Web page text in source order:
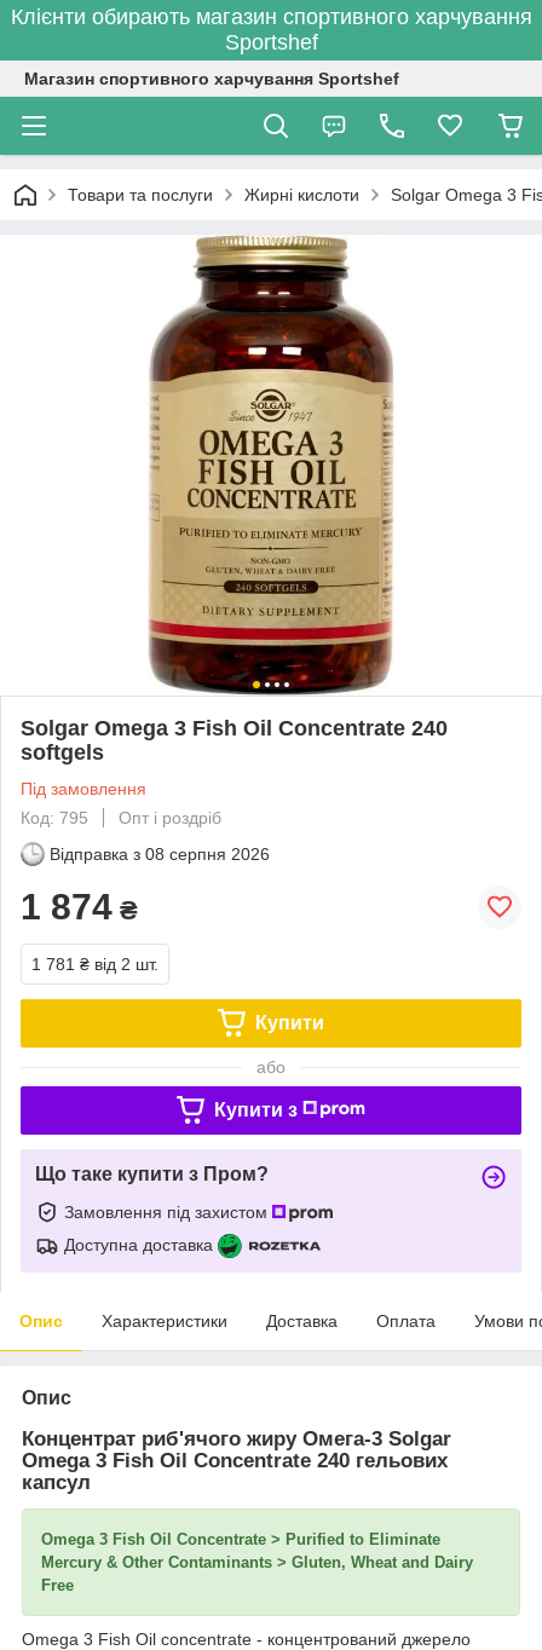
Клієнти обирають магазин спортивного харчування
Sportshef
Магазин спортивного харчування Sportshef
Товари та послуги Жирні кислоти Solgar Omega 3
Solgar Omega 3 Fish Oil Concentrate 240
softgels
Під замовлення
Код: 795
Опт і роздріб
Відправка з 08 серпня 2026
1 874 ₴
1 781 ₴ від 2 шт.
Купити
або
Купити з
Що таке купити з Пром?
Замовлення під захистом
Доступна доставка
Опис Характеристики Доставка Оплата Умови
Опис
Концентрат риб'ячого жиру Омега-3 Solgar
Omega 3 Fish Oil Concentrate 240 гельових
капсул
Omega 3 Fish Oil Concentrate > Purified to Eliminate
Mercury & Other Contaminants > Gluten, Wheat and Dairy
Free
Omega 3 Fish Oil concentrate - концентрований джерело